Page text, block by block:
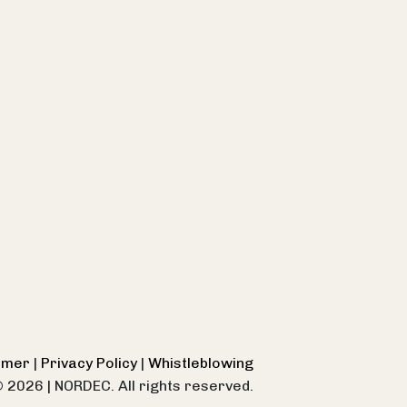
| Privacy Policy | Whistleblowing
2026 | NORDEC. All rights reserved.